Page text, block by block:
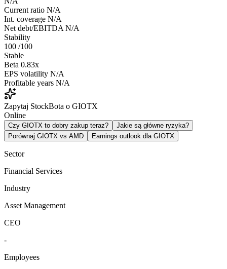
Current ratio N/A
Int. coverage N/A
Net debt/EBITDA N/A
Stability
100 /100
Stable
Beta 0.83x
EPS volatility N/A
Profitable years N/A
Zapytaj StockBota o GIOTX
Online
Czy GIOTX to dobry zakup teraz?
Jakie są główne ryzyka?
Porównaj GIOTX vs AMD
Earnings outlook dla GIOTX
Sector
Financial Services
Industry
Asset Management
CEO
-
Employees